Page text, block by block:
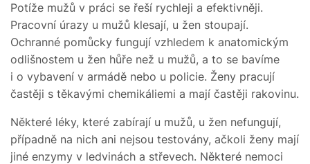
Potíže mužů v práci se řeší rychleji a efektivněji.
Pracovní úrazy u mužů klesají, u žen stoupají.
Ochranné pomůcky fungují vzhledem k anatomickým
odlišnostem u žen hůře než u mužů, a to se bavíme
i o vybavení v armádě nebo u policie. Ženy pracují
častěji s těkavými chemikáliemi a mají častěji rakovinu.
Některé léky, které zabírají u mužů, u žen nefungují,
případně na nich ani nejsou testovány, ačkoli ženy mají
jiné enzymy v ledvinách a střevech. Některé nemoci